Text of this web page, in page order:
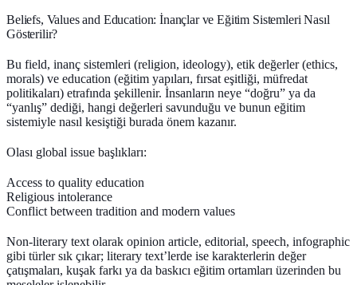
Beliefs, Values and Education: İnançlar ve Eğitim Sistemleri Nasıl
Gösterilir?
Bu field, inanç sistemleri (religion, ideology), etik değerler (ethics,
morals) ve education (eğitim yapıları, fırsat eşitliği, müfredat
politikaları) etrafında şekillenir. İnsanların neye “doğru” ya da
“yanlış” dediği, hangi değerleri savunduğu ve bunun eğitim
sistemiyle nasıl kesiştiği burada önem kazanır.
Olası global issue başlıkları:
Access to quality education
Religious intolerance
Conflict between tradition and modern values
Non-literary text olarak opinion article, editorial, speech, infographic
gibi türler sık çıkar; literary text’lerde ise karakterlerin değer
çatışmaları, kuşak farkı ya da baskıcı eğitim ortamları üzerinden bu